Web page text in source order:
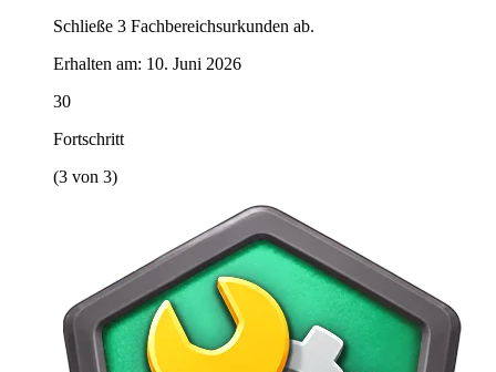
Schließe 3 Fachbereichsurkunden ab.
Erhalten am: 10. Juni 2026
30
Fortschritt
(3 von 3)